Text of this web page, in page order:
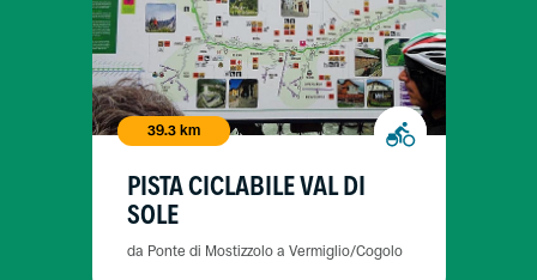
39.3 km
PISTA CICLABILE VAL DI
SOLE
da Ponte di Mostizzolo a Vermiglio/Cogolo